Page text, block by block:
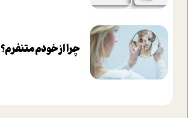
چرا از خودم متنفرم؟